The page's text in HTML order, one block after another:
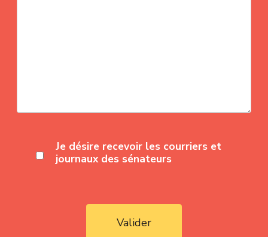
Je désire recevoir les courriers et
journaux des sénateurs
Valider